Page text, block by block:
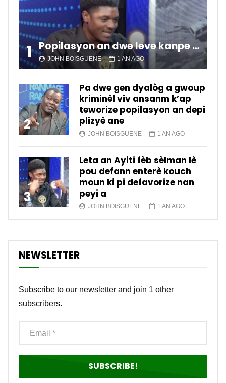
1 Popilasyon an dwe leve kanpe pou chanje sitiyasyon kawotik l’ap viv nan peyi a.
JOHN BOISGUENE 1 AN AGO
2
Pa dwe gen dyalòg a gwoup
kriminèl viv ansanm k’ap
teworize popilasyon an depi
plizyè ane
JOHN BOISGUENE 1 AN AGO
3
Leta an Ayiti fèb sèlman lè
pou defann enterè kouch
moun ki pi defavorize nan
peyi a
JOHN BOISGUENE 1 AN AGO
NEWSLETTER
Subscribe to our newsletter and join 1 other
subscribers.